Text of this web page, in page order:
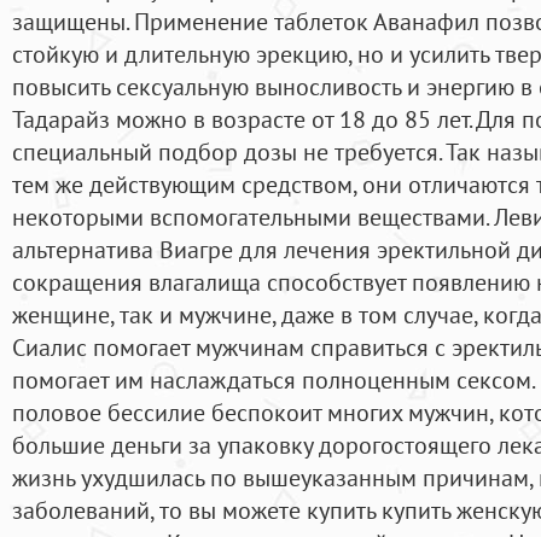
защищены. Применение таблеток Аванафил
стойкую и длительную эрекцию, но и усилить
повысить сексуальную выносливость и энергию
Тадарайз можно в возрасте от 18 до 85 лет. Для
специальный подбор дозы не требуется. Так
тем же действующим средством, они
некоторыми вспомогательными веществами.
альтернатива Виагре для лечения эректильной
сокращения влагалища способствует
женщине, так и мужчине, даже в том случае,
Сиалис помогает мужчинам справиться с
помогает им наслаждаться полноценным сексом.
половое бессилие беспокоит многих мужчин,
большие деньги за упаковку дорогостоящего
жизнь ухудшилась по вышеуказанным причинам,
заболеваний, то вы можете купить купить